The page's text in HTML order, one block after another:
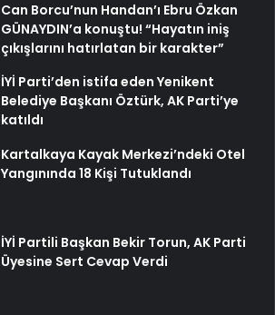
Can Borcu’nun Handan’ı Ebru Özkan
GÜNAYDIN’a konuştu! “Hayatın iniş
çıkışlarını hatırlatan bir karakter”
İYİ Parti’den istifa eden Yenikent
Belediye Başkanı Öztürk, AK Parti’ye
katıldı
Kartalkaya Kayak Merkezi’ndeki Otel
Yangınında 18 Kişi Tutuklandı
İYİ Partili Başkan Bekir Torun, AK Parti
Üyesine Sert Cevap Verdi